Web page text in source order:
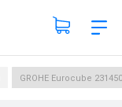
GROHE Eurocube